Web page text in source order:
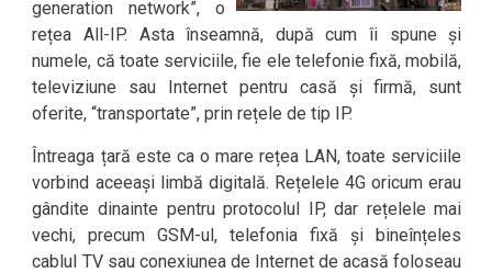
generation network”, o
rețea All-IP. Asta înseamnă, după cum îi spune și
numele, că toate serviciile, fie ele telefonie fixă, mobilă,
televiziune sau Internet pentru casă și firmă, sunt
oferite, “transportate”, prin rețele de tip IP.
Întreaga țară este ca o mare rețea LAN, toate serviciile
vorbind aceeași limbă digitală. Rețelele 4G oricum erau
gândite dinainte pentru protocolul IP, dar rețelele mai
vechi, precum GSM-ul, telefonia fixă și bineînțeles
cablul TV sau conexiunea de Internet de acasă foloseau